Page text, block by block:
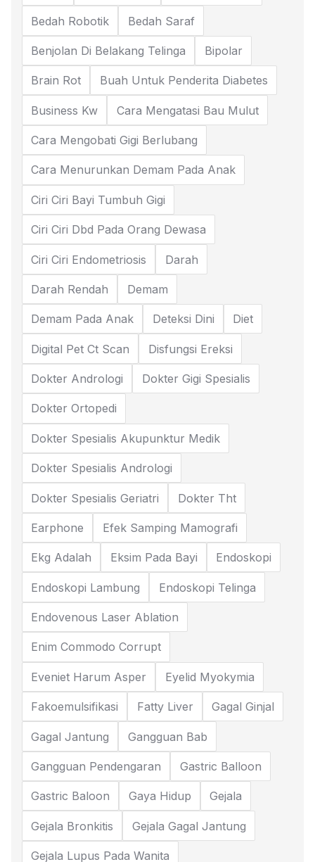
Bedah Robotik Bedah Saraf
Benjolan Di Belakang Telinga Bipolar
Brain Rot Buah Untuk Penderita Diabetes
Business Kw Cara Mengatasi Bau Mulut
Cara Mengobati Gigi Berlubang
Cara Menurunkan Demam Pada Anak
Ciri Ciri Bayi Tumbuh Gigi
Ciri Ciri Dbd Pada Orang Dewasa
Ciri Ciri Endometriosis Darah
Darah Rendah Demam
Demam Pada Anak Deteksi Dini Diet
Digital Pet Ct Scan Disfungsi Ereksi
Dokter Andrologi Dokter Gigi Spesialis
Dokter Ortopedi
Dokter Spesialis Akupunktur Medik
Dokter Spesialis Andrologi
Dokter Spesialis Geriatri Dokter Tht
Earphone Efek Samping Mamografi
Ekg Adalah Eksim Pada Bayi Endoskopi
Endoskopi Lambung Endoskopi Telinga
Endovenous Laser Ablation
Enim Commodo Corrupt
Eveniet Harum Asper Eyelid Myokymia
Fakoemulsifikasi Fatty Liver Gagal Ginjal
Gagal Jantung Gangguan Bab
Gangguan Pendengaran Gastric Balloon
Gastric Baloon Gaya Hidup Gejala
Gejala Bronkitis Gejala Gagal Jantung
Gejala Lupus Pada Wanita